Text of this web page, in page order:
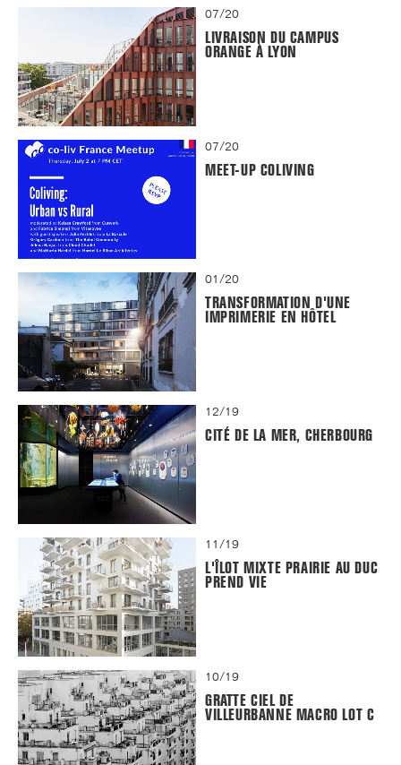
07/20
LIVRAISON DU CAMPUS
ORANGE À LYON
07/20
MEET-UP COLIVING
01/20
TRANSFORMATION D'UNE
IMPRIMERIE EN HÔTEL
12/19
CITÉ DE LA MER, CHERBOURG
11/19
L'ÎLOT MIXTE PRAIRIE AU DUC
PREND VIE
10/19
GRATTE CIEL DE
VILLEURBANNE MACRO LOT C